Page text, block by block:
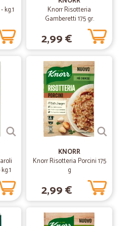
tempo. Sono molto soddisfatta
02/05/2020
Z.
i prezzi di alcuni prodotti
consegnano tempestivamente (1-
10/03/2020
L.
kg.1
Knorr Risotteria
Gamberetti 175 gr.
2,99 €
KNORR
Knorr Risotteria Porcini 175
g
2,99 €